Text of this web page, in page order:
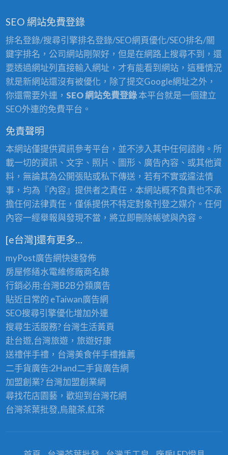
SEO 網站免費登錄
排名登錄/搜尋引擎排名登錄/SEO網頁優化/SEO排名/關
鍵字排名，公司網站剛架好，但是在網路上搜尋不到，還
要透過網址列直接輸入網址，才有能看到網站，這種情況
就是新網站還沒有被優化，除了提交Google網址之外，
你還需要外連， SEO 網站免費登錄本平台就是一個建立
SEO外連的免費平台。
免責聲明
本網站僅提供資訊參考平台，並不涉入其中任何諮詢。所
載一切的資訊、文字、照片、圖形、廣告內容、或其他資
料，無論其為公開張貼或私下傳送，若有不實或違法情
事，均為『內容』提供者之責任，本網站概不負責也不承
擔任何法律責任，僅係提供不特定對象刊登之媒介。任何
內容一經舉報與發現不當，將立即刪除帳號與內容。
[e台灣]還有更多…
myPost廣告網快速發佈
房屋修繕水電維修廠商名錄
行銷必用:台灣B2B分類廣告
貼近日常的 eTaiwan廣告網
SEO搜尋引擎優化增加外連
搜尋生活服務? 台灣生活黃頁
赴台遊,台灣旅遊，旅遊好康
送禮伴手禮，台灣美食伴手禮推薦
二手貨廣告:2Hand二手貨廣告網
加盟創業? 台灣加盟創業網
尋找花店園藝，歡迎到台灣花網
台灣茶葉批發,烏龍茶,紅茶